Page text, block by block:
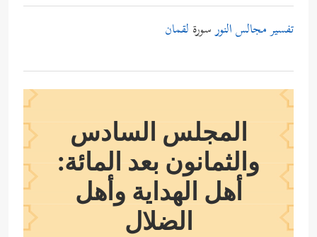
تفسير مجالس النورسورة لقمان
المجلس السادس
والثمانون بعد المائة:
أهل الهداية وأهل
الضلال